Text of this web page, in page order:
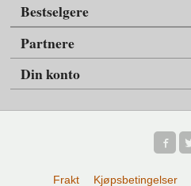
Bestselgere
Partnere
Din konto
Frakt Kjøpsbetingelser